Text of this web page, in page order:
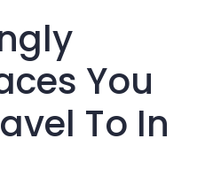
You
To In